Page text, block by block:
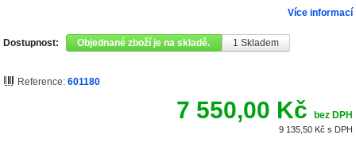
Více informací
Dostupnost: Objednané zboží je na skladě. 1 Skladem
Reference: 601180
7 550,00 Kč bez DPH
9 135,50 Kč s DPH